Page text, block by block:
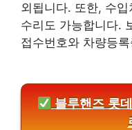
외됩니다. 또한, 수
수리도 가능합니다.
접수번호와 차량등
블루핸즈 롯